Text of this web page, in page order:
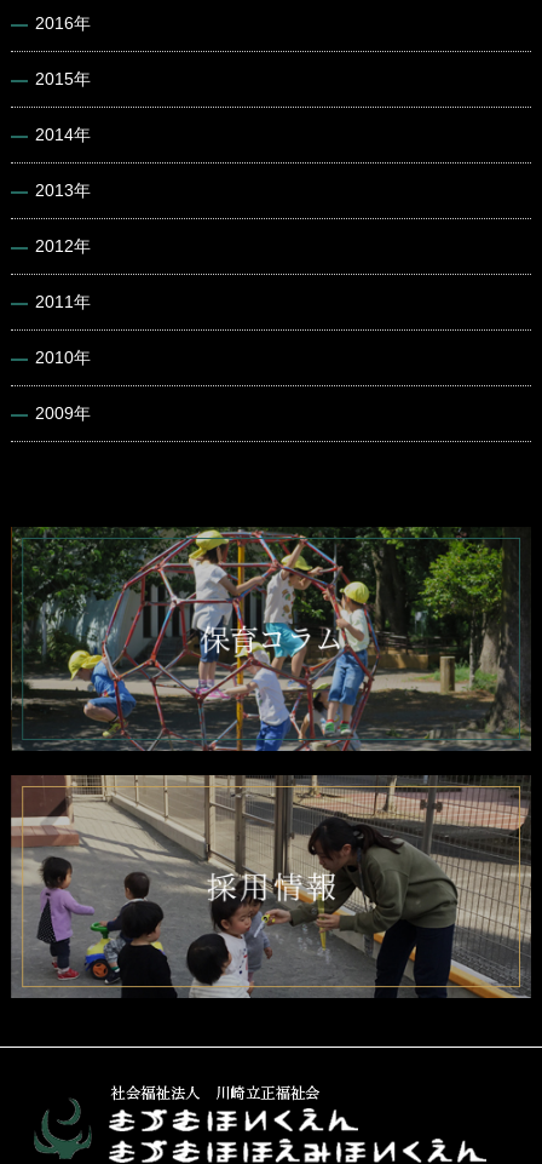
2016年
2015年
2014年
2013年
2012年
2011年
2010年
2009年